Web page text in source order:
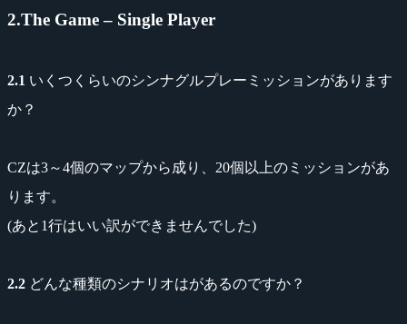
2.The Game – Single Player
2.1 いくつくらいのシンナグルプレーミッションがあります
か？
CZは3～4個のマップから成り、20個以上のミッションがあ
ります。
(あと1行はいい訳ができませんでした)
2.2 どんな種類のシナリオはがあるのですか？